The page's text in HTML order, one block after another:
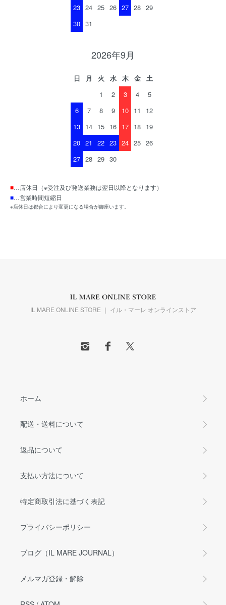
23 24 25 26 27 28 29
30 31
2026年9月
日 月 火 水 木 金
土
1
2 3 4
5
6
7 8 9 10 11
12
13 14 15 16 17 18 19
20 21 22 23 24 25 26
27 28 29 30
■…店休日（※受注及び発送業務は翌日以降となります）
■…営業時間短縮日
※店休日は都合により変更になる場合が御座います。
IL MARE ONLINE STORE ｜ イル・マーレ オンラインストア
ホーム
配送・送料について
返品について
支払い方法について
特定商取引法に基づく表記
プライバシーポリシー
ブログ（IL MARE JOURNAL）
メルマガ登録・解除